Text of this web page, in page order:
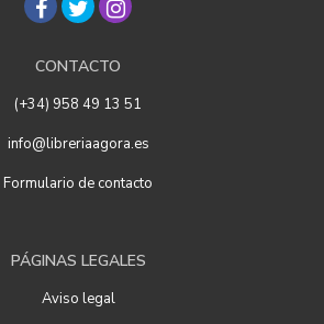
CONTACTO
(+34) 958 49 13 51
info@libreriaagora.es
Formulario de contacto
PÁGINAS LEGALES
Aviso legal